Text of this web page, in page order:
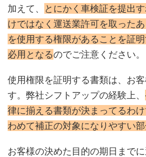
加えて、
とにかく車検証を提出
けではなく運送業許可を取った
を使用する権限があることを証
必用となるのでご注意ください。
使用権限を証明する書類は、お
す。弊社シフトアップの経験上、
律に揃える書類が決まってるわ
わめて補正の対象になりやすい部
お客様の決めた目的の期日まで